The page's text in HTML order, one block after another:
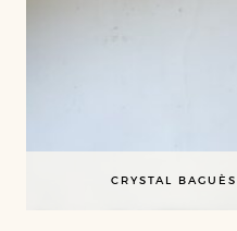
CRYSTAL